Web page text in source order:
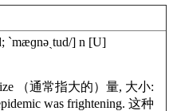
ˋmæɡnəˏtud/] n [U]
（通常指大的）量, 大小:
was frightening. 这种